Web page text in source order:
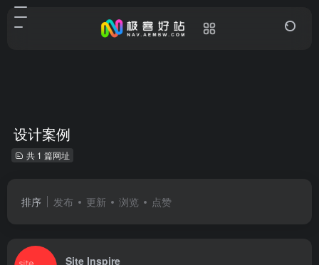
设计案例
共 1 篇网址
排序 发布 更新 浏览 点赞
Site Inspire